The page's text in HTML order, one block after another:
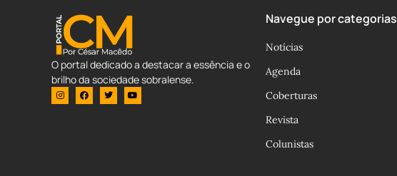
O portal dedicado a destacar a essência e o
brilho da sociedade sobralense.
Navegue por categorias
Notícias
Agenda
Coberturas
Revista
Colunistas